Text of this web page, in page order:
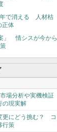
年で消える 人材枯
正体
」 情シスが今から
場分析や実機検証
の現実解
更にどう挑む？ コ
行策